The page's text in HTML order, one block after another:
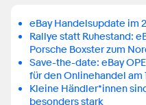
eBay Handelsupdate im
Rallye statt Ruhestand:
Porsche Boxster zum
Save-the-date: eBay
für den Onlinehandel am
Kleine Händler*innen
besonders stark